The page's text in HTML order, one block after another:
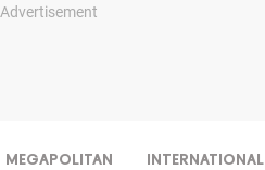
Advertisement
MEGAPOLITAN INTERNATIONAL